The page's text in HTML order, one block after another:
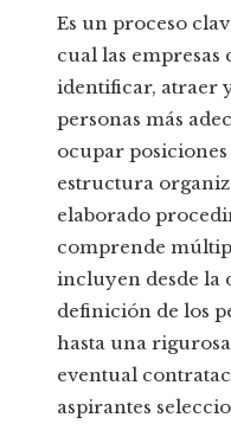
Es un proceso
cual las empresas
identificar, atraer
personas más
ocupar
estructura
elaborado
comprende
incluyen desde la
definición de los
hasta una
eventual
aspirantes